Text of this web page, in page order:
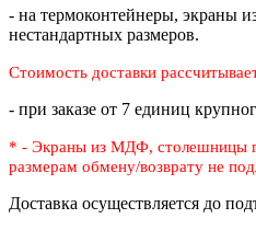
- на термоконтейнеры, экраны
нестандартных размеров.
Стоимость доставки
- при заказе от 7 единиц
* - Экраны из МДФ, столешницы
размерам обмену/возврату не
Доставка осуществляется до